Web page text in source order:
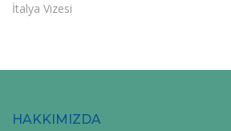
İtalya Vizesi
HAKKIMIZDA